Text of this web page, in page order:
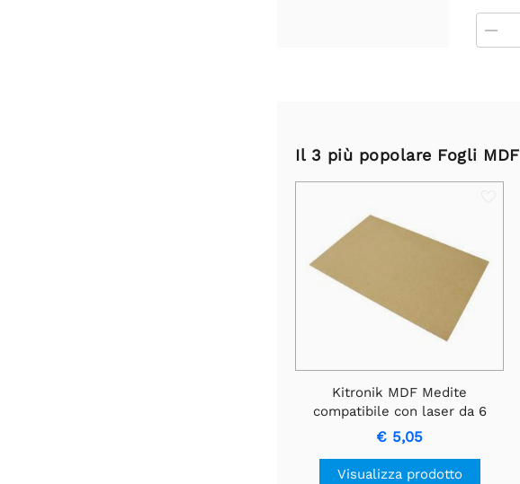
Il 3 più popolare Fogli MDF
Kitronik MDF Medite
compatibile con laser da 6
mm, foglio da 400 mm x 300
mm
€ 5,05
Visualizza prodotto